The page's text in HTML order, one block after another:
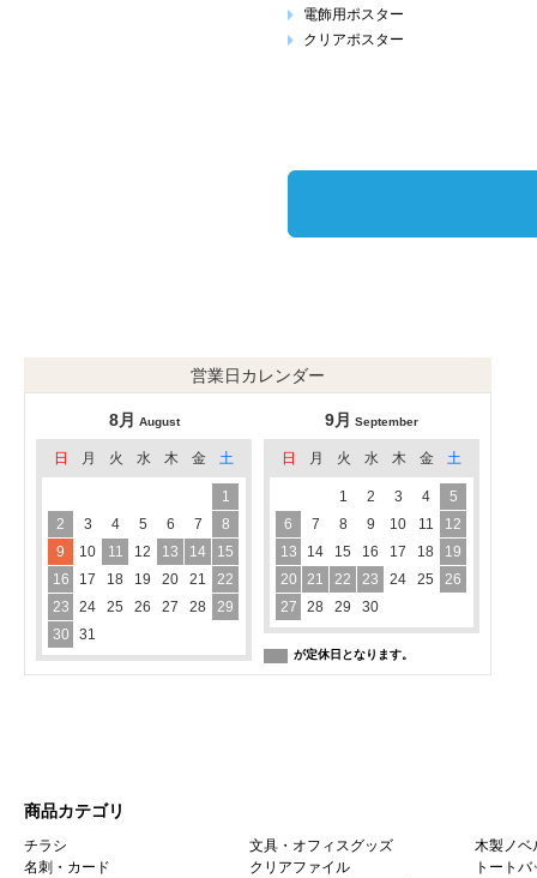
電飾用ポスター
クリアポスター
営業日カレンダー
8月 August
日 月 火 水 木 金 土
1
2
3 4 5 6 7
8
9
10 11 12 13 14
15
16
17 18 19 20 21
22
23
24 25 26 27 28
29
30
31
9月 September
日 月 火 水 木 金 土
1 2 3 4
5
6
7 8 9 10 11
12
13
14 15 16 17 18
19
20
21 22 23 24 25
26
27
28 29 30
が定休日となります。
商品カテゴリ
チラシ
名刺・カード
文具・オフィスグッズ
クリアファイル
木製ノベ
トートバ